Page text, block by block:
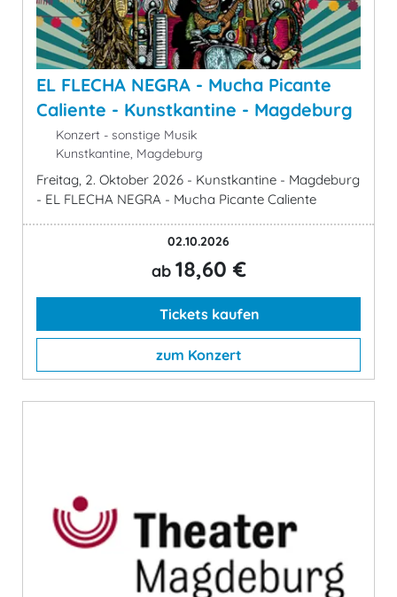
EL FLECHA NEGRA - Mucha Picante
Caliente - Kunstkantine - Magdeburg
Konzert - sonstige Musik
Kunstkantine, Magdeburg
Freitag, 2. Oktober 2026 - Kunstkantine - Magdeburg
- EL FLECHA NEGRA - Mucha Picante Caliente
02.10.2026
ab 18,60 €
Tickets kaufen
zum Konzert